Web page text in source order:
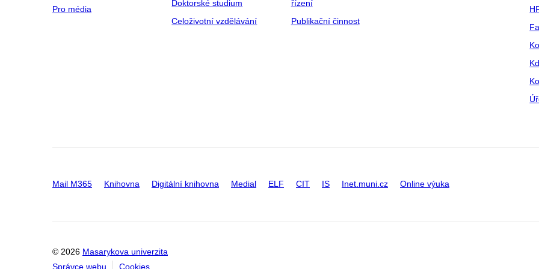
Pro média
Doktorské studium
Celoživotní vzdělávání
řízení
Publikační činnost
Mail M365 Knihovna Digitální knihovna Medial ELF CIT IS Inet.muni.cz Online výuka
© 2026 Masarykova univerzita
Správce webu
Cookies